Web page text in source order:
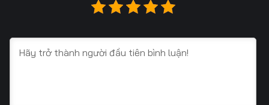
Tập 20
Tập 25 Tập 26